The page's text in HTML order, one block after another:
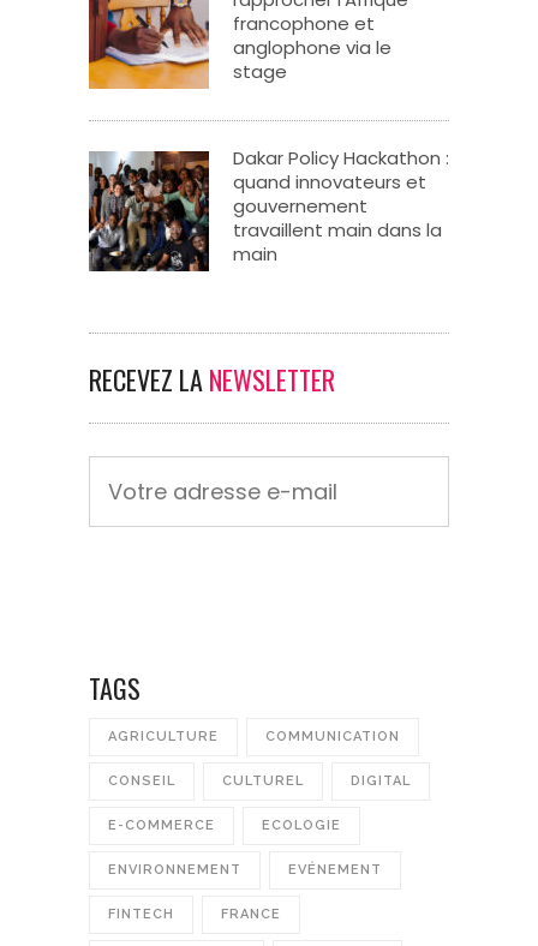
francophone et
anglophone via le
stage
Dakar Policy Hackathon :
quand innovateurs et
gouvernement
travaillent main dans la
main
RECEVEZ LA NEWSLETTER
TAGS
AGRICULTURE COMMUNICATION
CONSEIL CULTUREL DIGITAL
E-COMMERCE ECOLOGIE
ENVIRONNEMENT EVÉNEMENT
FINTECH FRANCE